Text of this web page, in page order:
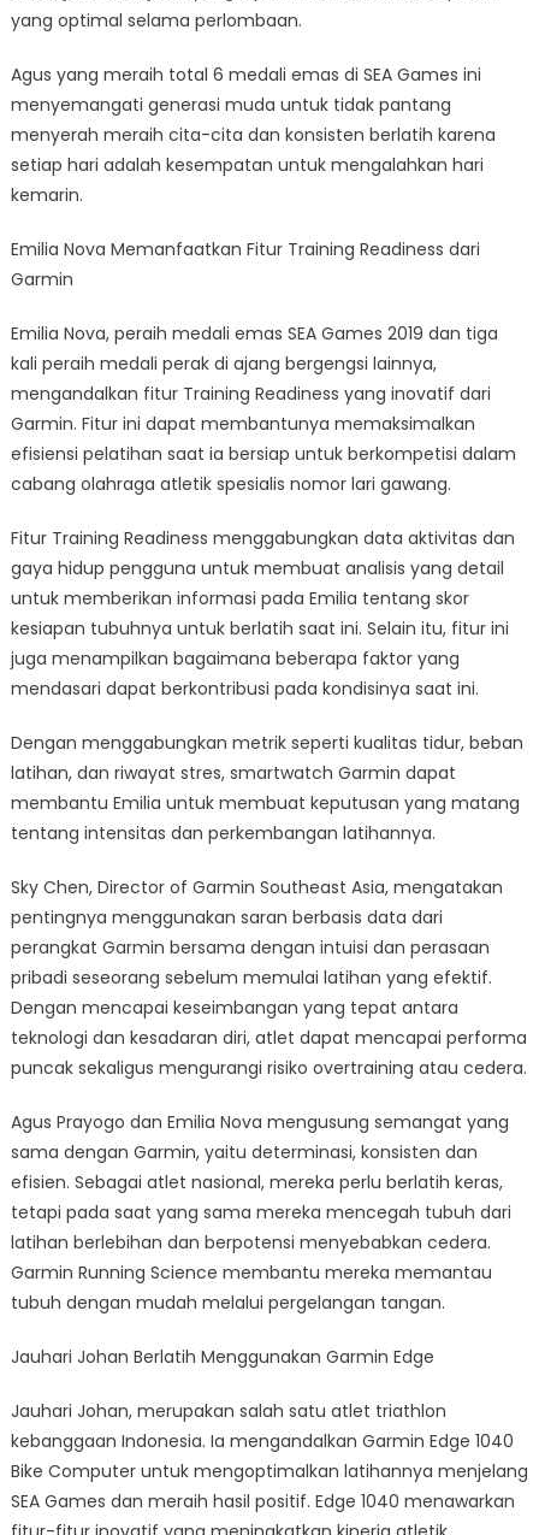
yang optimal selama perlombaan.
Agus yang meraih total 6 medali emas di SEA Games ini
menyemangati generasi muda untuk tidak pantang
menyerah meraih cita-cita dan konsisten berlatih karena
setiap hari adalah kesempatan untuk mengalahkan hari
kemarin.
Emilia Nova Memanfaatkan Fitur Training Readiness dari
Garmin
Emilia Nova, peraih medali emas SEA Games 2019 dan tiga
kali peraih medali perak di ajang bergengsi lainnya,
mengandalkan fitur Training Readiness yang inovatif dari
Garmin. Fitur ini dapat membantunya memaksimalkan
efisiensi pelatihan saat ia bersiap untuk berkompetisi dalam
cabang olahraga atletik spesialis nomor lari gawang.
Fitur Training Readiness menggabungkan data aktivitas dan
gaya hidup pengguna untuk membuat analisis yang detail
untuk memberikan informasi pada Emilia tentang skor
kesiapan tubuhnya untuk berlatih saat ini. Selain itu, fitur ini
juga menampilkan bagaimana beberapa faktor yang
mendasari dapat berkontribusi pada kondisinya saat ini.
Dengan menggabungkan metrik seperti kualitas tidur, beban
latihan, dan riwayat stres, smartwatch Garmin dapat
membantu Emilia untuk membuat keputusan yang matang
tentang intensitas dan perkembangan latihannya.
Sky Chen, Director of Garmin Southeast Asia, mengatakan
pentingnya menggunakan saran berbasis data dari
perangkat Garmin bersama dengan intuisi dan perasaan
pribadi seseorang sebelum memulai latihan yang efektif.
Dengan mencapai keseimbangan yang tepat antara
teknologi dan kesadaran diri, atlet dapat mencapai performa
puncak sekaligus mengurangi risiko overtraining atau cedera.
Agus Prayogo dan Emilia Nova mengusung semangat yang
sama dengan Garmin, yaitu determinasi, konsisten dan
efisien. Sebagai atlet nasional, mereka perlu berlatih keras,
tetapi pada saat yang sama mereka mencegah tubuh dari
latihan berlebihan dan berpotensi menyebabkan cedera.
Garmin Running Science membantu mereka memantau
tubuh dengan mudah melalui pergelangan tangan.
Jauhari Johan Berlatih Menggunakan Garmin Edge
Jauhari Johan, merupakan salah satu atlet triathlon
kebanggaan Indonesia. Ia mengandalkan Garmin Edge 1040
Bike Computer untuk mengoptimalkan latihannya menjelang
SEA Games dan meraih hasil positif. Edge 1040 menawarkan